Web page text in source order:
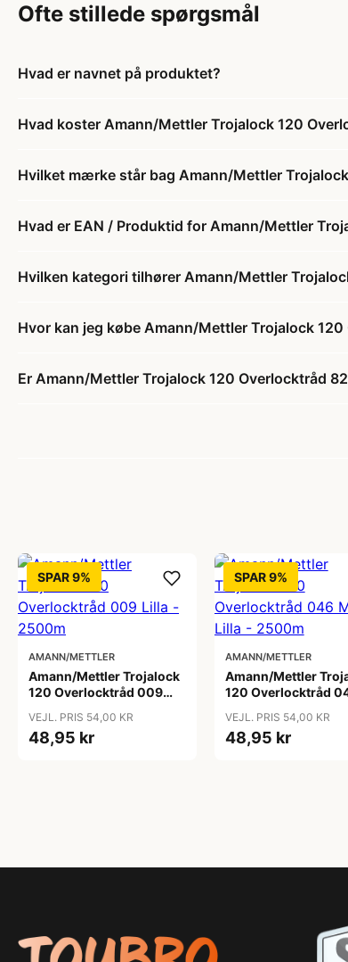
Ofte stillede spørgsmål
Hvad er navnet på produktet?
Hvad koster Amann/Mettler Trojalock 120
Hvilket mærke står bag Amann/Mettler
Hvad er EAN / Produktid for Amann/Mettler
Hvilken kategori tilhører Amann/Mettler
Hvor kan jeg købe Amann/Mettler Trojalock
Er Amann/Mettler Trojalock 120 Overlocktråd
SPAR 9%
AMANN/METTLER
Amann/Mettler Trojalock
120 Overlocktråd 009
VEJL. PRIS 54,00 KR
48,95 kr
SPAR 9%
AMANN/METTLER
Amann/Mettler
120 Overlocktråd
VEJL. PRIS 54,00 KR
48,95 kr